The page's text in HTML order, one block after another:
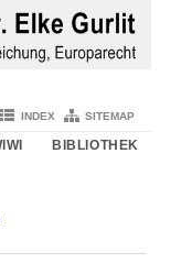
INDEX SITEMAP
BIBLIOTHEK